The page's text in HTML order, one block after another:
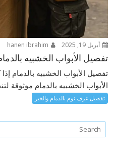
أبريل 19, 2025
تفصيل الأبواب الخشبيه بالدمام
تفصيل الأبواب الخشبيه بالدمام
الأبواب الخشبيه بالدمام موثوقة
تفصيل غرف نوم بالدمام والخبر